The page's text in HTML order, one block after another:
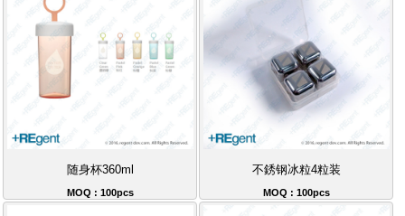
随身杯360ml
MOQ : 100pcs
不銹钢冰粒4粒装
MOQ : 100pcs